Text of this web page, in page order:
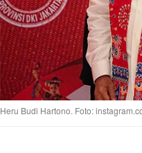
Heru Budi Hartono. Foto: